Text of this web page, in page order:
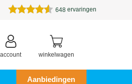
648 ervaringen
account winkelwagen
Aanbiedingen